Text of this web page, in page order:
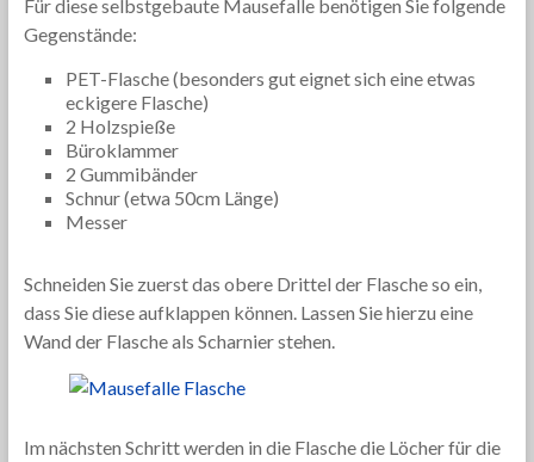
Für diese selbstgebaute Mausefalle benötigen Sie folgende
Gegenstände:
PET-Flasche (besonders gut eignet sich eine etwas
eckigere Flasche)
2 Holzspieße
Büroklammer
2 Gummibänder
Schnur (etwa 50cm Länge)
Messer
Schneiden Sie zuerst das obere Drittel der Flasche so ein,
dass Sie diese aufklappen können. Lassen Sie hierzu eine
Wand der Flasche als Scharnier stehen.
Im nächsten Schritt werden in die Flasche die Löcher für die